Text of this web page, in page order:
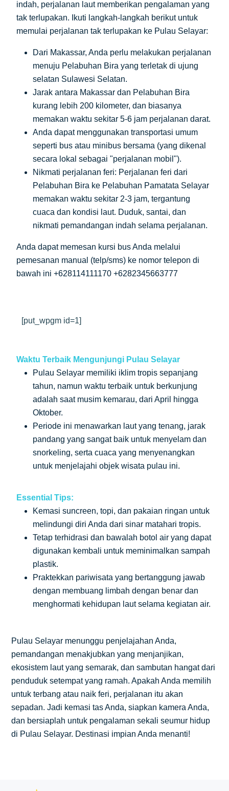
indah, perjalanan laut memberikan pengalaman yang
tak terlupakan. Ikuti langkah-langkah berikut untuk
memulai perjalanan tak terlupakan ke Pulau Selayar:
Dari Makassar, Anda perlu melakukan perjalanan
menuju Pelabuhan Bira yang terletak di ujung
selatan Sulawesi Selatan.
Jarak antara Makassar dan Pelabuhan Bira
kurang lebih 200 kilometer, dan biasanya
memakan waktu sekitar 5-6 jam perjalanan darat.
Anda dapat menggunakan transportasi umum
seperti bus atau minibus bersama (yang dikenal
secara lokal sebagai "perjalanan mobil").
Nikmati perjalanan feri: Perjalanan feri dari
Pelabuhan Bira ke Pelabuhan Pamatata Selayar
memakan waktu sekitar 2-3 jam, tergantung
cuaca dan kondisi laut. Duduk, santai, dan
nikmati pemandangan indah selama perjalanan.
Anda dapat memesan kursi bus Anda melalui
pemesanan manual (telp/sms) ke nomor telepon di
bawah ini +628114111170 +6282345663777
[put_wpgm id=1]
Waktu Terbaik Mengunjungi Pulau Selayar
Pulau Selayar memiliki iklim tropis sepanjang
tahun, namun waktu terbaik untuk berkunjung
adalah saat musim kemarau, dari April hingga
Oktober.
Periode ini menawarkan laut yang tenang, jarak
pandang yang sangat baik untuk menyelam dan
snorkeling, serta cuaca yang menyenangkan
untuk menjelajahi objek wisata pulau ini.
Essential Tips:
Kemasi suncreen, topi, dan pakaian ringan untuk
melindungi diri Anda dari sinar matahari tropis.
Tetap terhidrasi dan bawalah botol air yang dapat
digunakan kembali untuk meminimalkan sampah
plastik.
Praktekkan pariwisata yang bertanggung jawab
dengan membuang limbah dengan benar dan
menghormati kehidupan laut selama kegiatan air.
Pulau Selayar menunggu penjelajahan Anda,
pemandangan menakjubkan yang menjanjikan,
ekosistem laut yang semarak, dan sambutan hangat dari
penduduk setempat yang ramah. Apakah Anda memilih
untuk terbang atau naik feri, perjalanan itu akan
sepadan. Jadi kemasi tas Anda, siapkan kamera Anda,
dan bersiaplah untuk pengalaman sekali seumur hidup
di Pulau Selayar. Destinasi impian Anda menanti!